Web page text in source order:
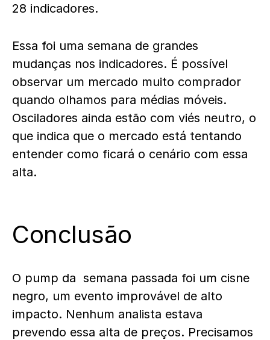
28 indicadores.
Essa foi uma semana de grandes
mudanças nos indicadores. É possível
observar um mercado muito comprador
quando olhamos para médias móveis.
Osciladores ainda estão com viés neutro, o
que indica que o mercado está tentando
entender como ficará o cenário com essa
alta.
Conclusão
O pump da semana passada foi um cisne
negro, um evento improvável de alto
impacto. Nenhum analista estava
prevendo essa alta de preços. Precisamos